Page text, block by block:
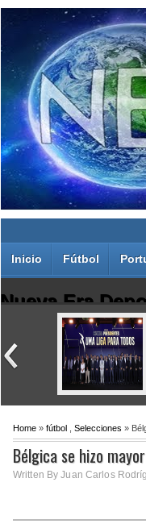
Inicio Fútbol
Nueva Era
Juan Carlos Rodríguez dos
Home » fútbol Selecciones »
Bélgica se hizo
Written By Juan Carlos